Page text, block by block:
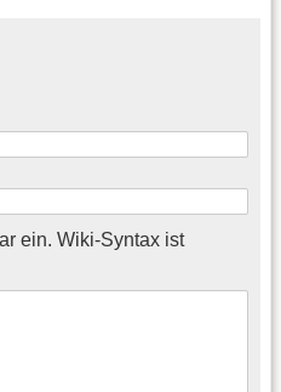
ein. Wiki-Syntax ist